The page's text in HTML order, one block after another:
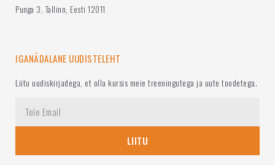
Punga 3, Tallinn, Eesti 12011
IGANÄDALANE UUDISTELEHT
Liitu uudiskirjadega, et olla kursis meie treeningutega ja uute toodetega.
LIITU